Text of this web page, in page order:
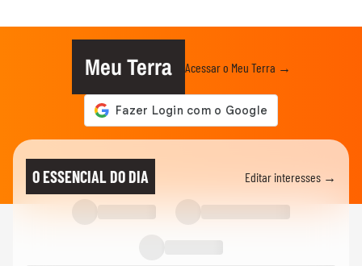
Meu Terra Acessar o Meu Terra →
O ESSENCIAL DO DIA Editar interesses →